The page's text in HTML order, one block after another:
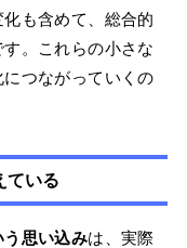
も含めて、総合的
。これらの小さな
つながっていくの
ている
思い込みは、実際